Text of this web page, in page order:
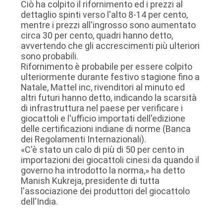
MAPPA
DEL
SITO
POLITICA
SULLA
PRIVACY
Ciò ha colpito il rifornimento ed i prezzi al
dettaglio spinti verso l'alto 8-14 per cento,
mentre i prezzi all'ingrosso sono aumentato
circa 30 per cento, quadri hanno detto,
avvertendo che gli accrescimenti più ulteriori
sono probabili.
Rifornimento è probabile per essere colpito
ulteriormente durante festivo stagione fino a
Natale, Mattel inc, rivenditori al minuto ed
altri futuri hanno detto, indicando la scarsità
di infrastruttura nel paese per verificare i
giocattoli e l'ufficio importati dell'edizione
delle certificazioni indiane di norme (Banca
dei Regolamenti Internazionali).
«C'è stato un calo di più di 50 per cento in
importazioni dei giocattoli cinesi da quando il
governo ha introdotto la norma,» ha detto
Manish Kukreja, presidente di tutta
l'associazione dei produttori del giocattolo
dell'India.